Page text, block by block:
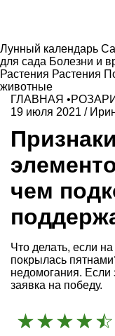
Лунный календарь
для сада Болезни и
Растения Растения
животные
ГЛАВНАЯ •
19 июля 2021 /
чем
Что делать, если
покрылась
недомогания. Если
заявка на победу.